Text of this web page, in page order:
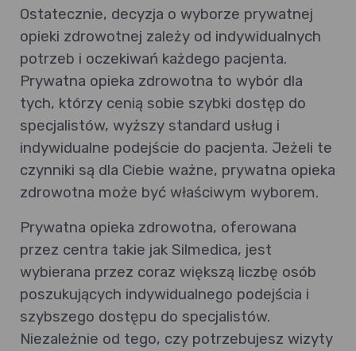
Ostatecznie, decyzja o wyborze prywatnej
opieki zdrowotnej zależy od indywidualnych
potrzeb i oczekiwań każdego pacjenta.
Prywatna opieka zdrowotna to wybór dla
tych, którzy cenią sobie szybki dostęp do
specjalistów, wyższy standard usług i
indywidualne podejście do pacjenta. Jeżeli te
czynniki są dla Ciebie ważne, prywatna opieka
zdrowotna może być właściwym wyborem.
Prywatna opieka zdrowotna, oferowana
przez centra takie jak Silmedica, jest
wybierana przez coraz większą liczbę osób
poszukujących indywidualnego podejścia i
szybszego dostępu do specjalistów.
Niezależnie od tego, czy potrzebujesz wizyty